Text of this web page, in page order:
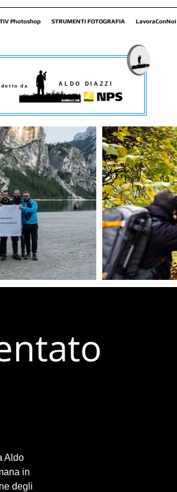
Photoshop STRUMENTI FOTOGRAFIA LavoraConNoi
Aldo
in
degli
da ALDO DIAZZI